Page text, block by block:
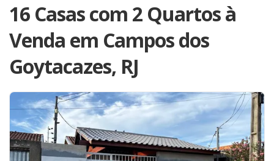
16 Casas com 2 Quartos à
Venda em Campos dos
Goytacazes, RJ